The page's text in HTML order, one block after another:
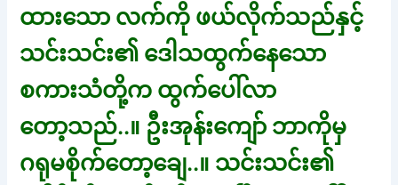
ထားသော လက်ကို ဖယ်လိုက်သည်နှင့်
သင်းသင်း၏ ဒေါသထွက်နေသော
စကားသံတို့က ထွက်ပေါ်လာ
တော့သည်..။ ဦးအုန်းကျော် ဘာကိုမှ
ဂရုမစိုက်တော့ချေ..။ သင်းသင်း၏